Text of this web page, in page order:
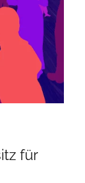
für